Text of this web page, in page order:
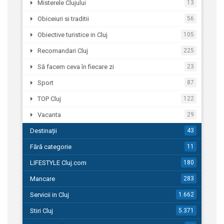
Misterele Clujului 13
Obiceiuri si traditii 56
Obiective turistice in Cluj 105
Recomandari Cluj 225
Să facem ceva în fiecare zi 23
Sport 87
TOP Cluj 122
Vacanta 29
Destinații 43
Fără categorie 11
LIFESTYLE Cluj.com 180
Mancare 283
Servicii in Cluj 1.662
Stiri Cluj 5.371